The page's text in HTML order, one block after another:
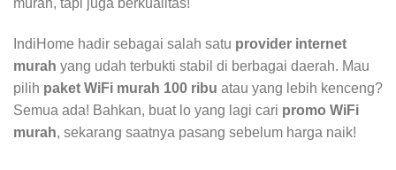
murah, tapi juga berkualitas!
IndiHome hadir sebagai salah satu provider internet
murah yang udah terbukti stabil di berbagai daerah. Mau
pilih paket WiFi murah 100 ribu atau yang lebih kenceng?
Semua ada! Bahkan, buat lo yang lagi cari promo WiFi
murah, sekarang saatnya pasang sebelum harga naik!